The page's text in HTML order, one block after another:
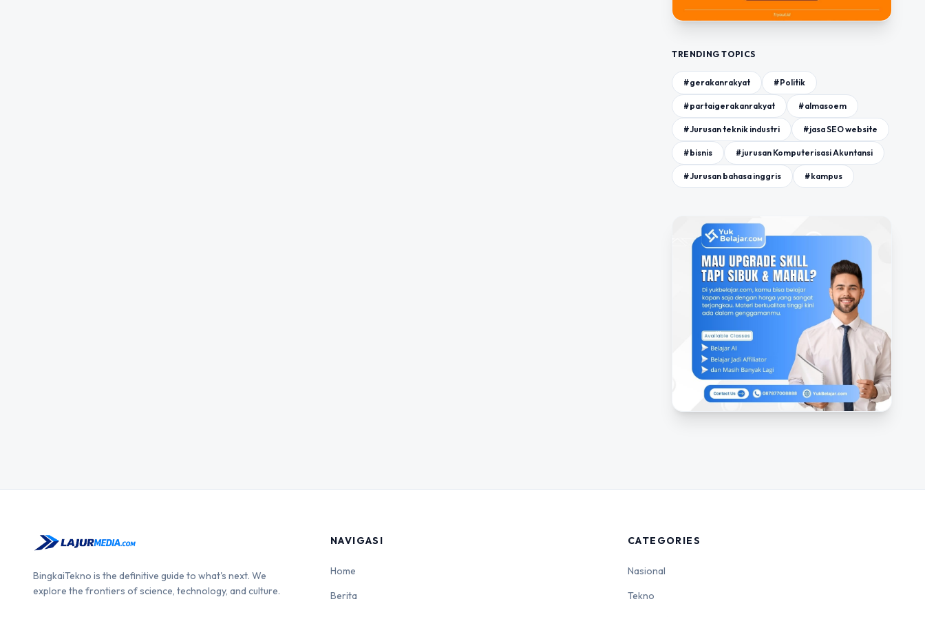
TRENDING TOPICS
#gerakanrakyat #Politik
#partaigerakanrakyat #almasoem
#Jurusan teknik industri #jasa SEO website
#bisnis #jurusan Komputerisasi Akuntansi
#Jurusan bahasa inggris #kampus
BingkaiTekno is the definitive guide to what's next. We
explore the frontiers of science, technology, and culture.
NAVIGASI
Home
Berita
CATEGORIES
Nasional
Tekno